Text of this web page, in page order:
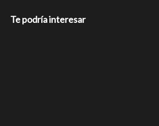
Te podría interesar